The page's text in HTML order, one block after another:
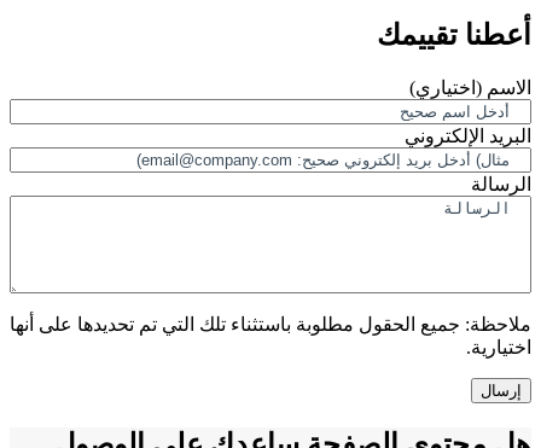
أعطنا تقييمك
الاسم (اختياري)
البريد الإلكتروني
الرسالة
ملاحظة: جميع الحقول مطلوبة باستثناء تلك التي تم تحديدها على أنها
اختيارية.